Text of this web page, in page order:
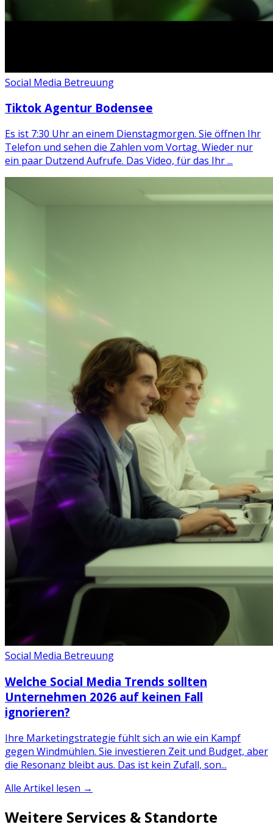
Social Media Betreuung
Tiktok Agentur Bodensee
Es ist 7:30 Uhr an einem Dienstagmorgen. Sie öffnen Ihr
Telefon und sehen die Zahlen vom Vortag. Wieder nur
ein paar Dutzend Aufrufe. Das Video, für das Ihr ...
Social Media Betreuung
Welche Social Media Trends sollten
Unternehmen 2026 auf keinen Fall
ignorieren?
Ihre Marketingstrategie fühlt sich an wie ein Kampf
gegen Windmühlen. Sie investieren Zeit und Budget, aber
die Resonanz bleibt aus. Das ist kein Zufall, son...
Alle Artikel lesen →
Weitere Services & Standorte